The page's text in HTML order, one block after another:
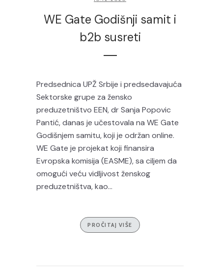
WE Gate Godišnji samit i
b2b susreti
Predsednica UPŽ Srbije i predsedavajuća
Sektorske grupe za žensko
preduzetništvo EEN, dr Sanja Popovic
Pantić, danas je učestovala na WE Gate
Godišnjem samitu, koji je održan online.
WE Gate je projekat koji finansira
Evropska komisija (EASME), sa ciljem da
omogući veću vidljivost ženskog
preduzetništva, kao...
PROČITAJ VIŠE